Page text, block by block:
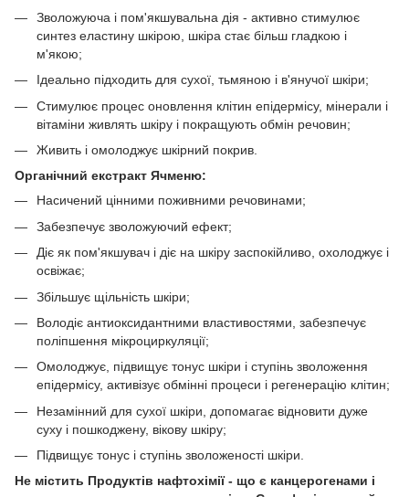
Зволожуюча і пом'якшувальна дія - активно стимулює
синтез еластину шкірою, шкіра стає більш гладкою і
м'якою;
Ідеально підходить для сухої, тьмяною і в'янучої шкіри;
Стимулює процес оновлення клітин епідермісу, мінерали і
вітаміни живлять шкіру і покращують обмін речовин;
Живить і омолоджує шкірний покрив.
Органічний екстракт Ячменю:
Насичений цінними поживними речовинами;
Забезпечує зволожуючий ефект;
Діє як пом'якшувач і діє на шкіру заспокійливо, охолоджує і
освіжає;
Збільшує щільність шкіри;
Володіє антиоксидантними властивостями, забезпечує
поліпшення мікроциркуляції;
Омолоджує, підвищує тонус шкіри і ступінь зволоження
епідермісу, активізує обмінні процеси і регенерацію клітин;
Незамінний для сухої шкіри, допомагає відновити дуже
суху і пошкоджену, вікову шкіру;
Підвищує тонус і ступінь зволоженості шкіри.
Не містить Продуктів нафтохімії - що є канцерогенами і